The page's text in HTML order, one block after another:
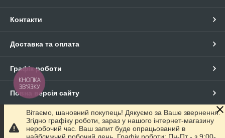
Контакти
Доставка та оплата
Графік роботи
Повна версія сайту
Сайт створено на маркетплейсіProm.ua
Вітаємо, шановний покупець! Дякуємо за Ваше звернення.
Згідно графіку роботи, зараз у нашого інтернет-магазину
неробочий час. Ваш запит буде опрацьований в
КНОПКА
ЗВ'ЯЗКУ